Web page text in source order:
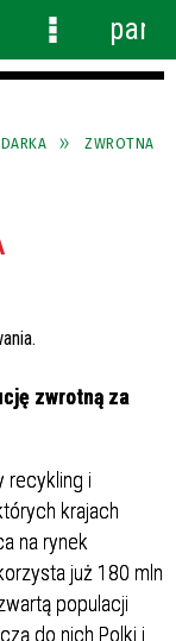
ZWROTNA
zwrotną za
recykling i
krajach
na rynek
już 180 mln
populacji
do nich Polki i
Menu
panel